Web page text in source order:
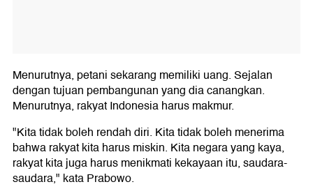
Menurutnya, petani sekarang memiliki uang. Sejalan
dengan tujuan pembangunan yang dia canangkan.
Menurutnya, rakyat Indonesia harus makmur.
"Kita tidak boleh rendah diri. Kita tidak boleh menerima
bahwa rakyat kita harus miskin. Kita negara yang kaya,
rakyat kita juga harus menikmati kekayaan itu, saudara-
saudara," kata Prabowo.